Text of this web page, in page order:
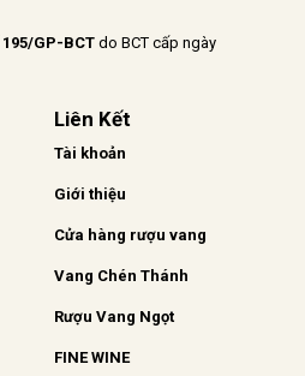
195/GP-BCT do BCT cấp ngày
Liên Kết
Tài khoản
Giới thiệu
Cửa hàng rượu vang
Vang Chén Thánh
Rượu Vang Ngọt
FINE WINE